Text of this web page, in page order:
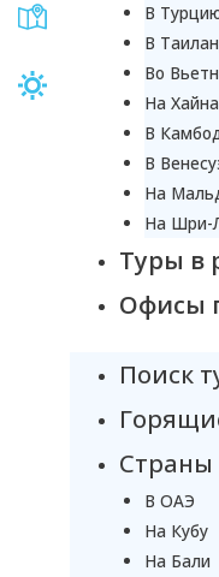
В
В
Во
На
В
В
На
На Шри-
Туры в
Офисы
Поиск
Страны
В ОАЭ
На Кубу
На Бали